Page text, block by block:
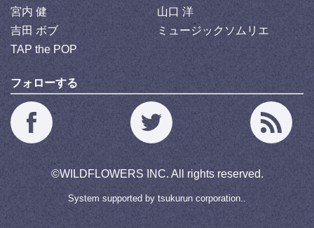
宮内 健
山口 洋
吉田 ボブ
ミュージックソムリエ
TAP the POP
フォローする
©WILDFLOWERS INC. All rights reserved.
System supported by tsukurun corporation..